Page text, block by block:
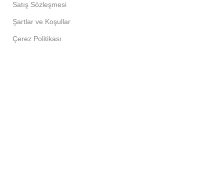
Satış Sözleşmesi
Şartlar ve Koşullar
Çerez Politikası